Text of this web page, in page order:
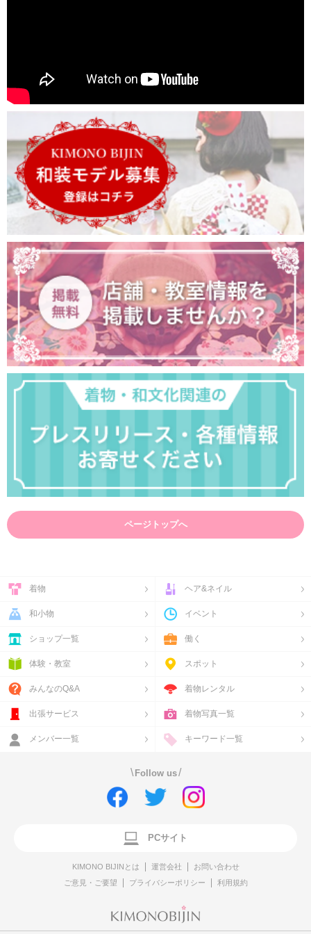
ページトップへ
着物 ヘア&ネイル
和小物 イベント
ショップ一覧 働く
体験・教室 スポット
みんなのQ&A 着物レンタル
出張サービス 着物写真一覧
メンバー一覧 キーワード一覧
\ Follow us/
PCサイト
KIMONO BIJINとは 運営会社
お問い合わせ
ご意見・ご要望
プライバシーポリシー 利用規約